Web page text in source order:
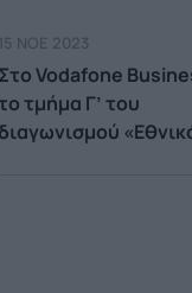
15 ΝΟΕ 2023
Στο Vodafone
τμήμα Γ’ του
διαγωνισμού